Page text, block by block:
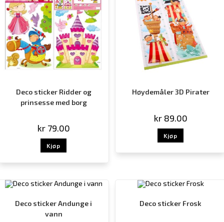
Deco sticker Ridder og
prinsesse med borg
kr79.00
Kjøp
Høydemåler 3D Pirater
kr89.00
Kjøp
Deco sticker Andunge i
vann
Deco sticker Frosk